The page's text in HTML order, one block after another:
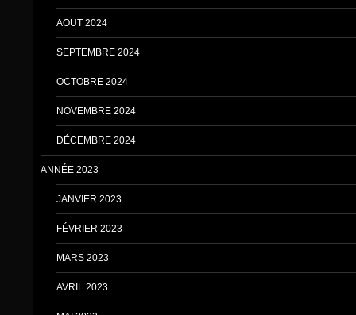
AOUT 2024
SEPTEMBRE 2024
OCTOBRE 2024
NOVEMBRE 2024
DÉCEMBRE 2024
ANNÉE 2023
JANVIER 2023
FÉVRIER 2023
MARS 2023
AVRIL 2023